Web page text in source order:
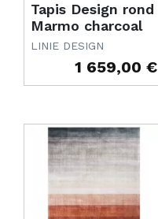
Tapis Design rond
Marmo charcoal
LINIE DESIGN
1 659,00 €